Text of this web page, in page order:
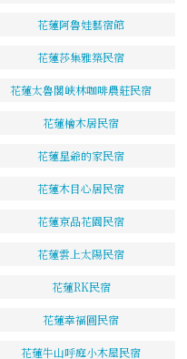
花蓮阿魯娃藝宿館
花蓮莎集雅築民宿
花蓮太魯閣峽林咖啡農莊民宿
花蓮檜木居民宿
花蓮星爺的家民宿
花蓮木目心居民宿
花蓮京品花園民宿
花蓮雲上太陽民宿
花蓮RK民宿
花蓮幸福圓民宿
花蓮牛山呼庭小木屋民宿